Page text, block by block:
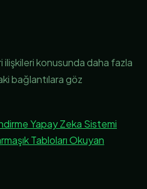
konusunda daha fazla
bağlantılara göz
Yapay Zeka Sistemi
Tabloları Okuyan